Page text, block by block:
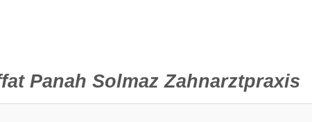
Panah Solmaz Zahnarztpraxis